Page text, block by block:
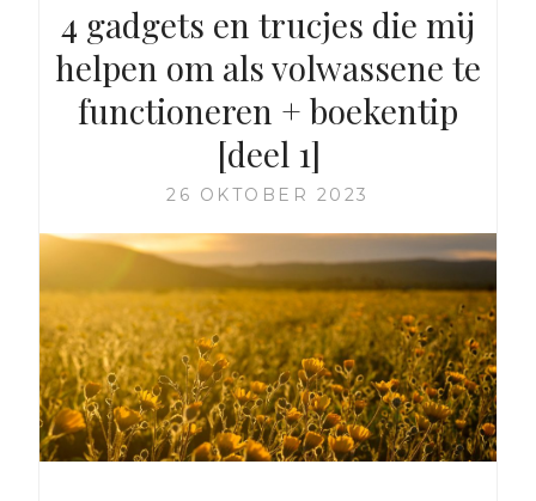
OM
VOLWASSENE
TE
FUNCTIONEREN
2]
4 gadgets en trucjes die mij
helpen om als volwassene te
functioneren + boekentip
[deel 1]
26 OKTOBER 2023